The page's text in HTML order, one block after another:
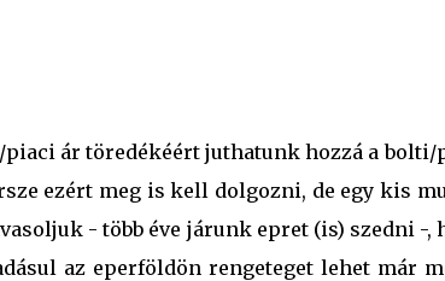
piaci ár töredékéért juthatunk hozzá a bolti/
ezért meg is kell dolgozni, de egy kis
- több éve járunk epret (is) szedni -,
az eperföldön rengeteget lehet már